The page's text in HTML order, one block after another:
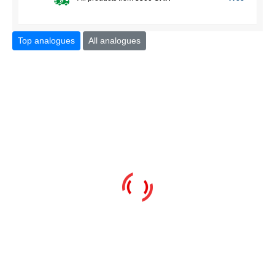
Top analogues All analogues